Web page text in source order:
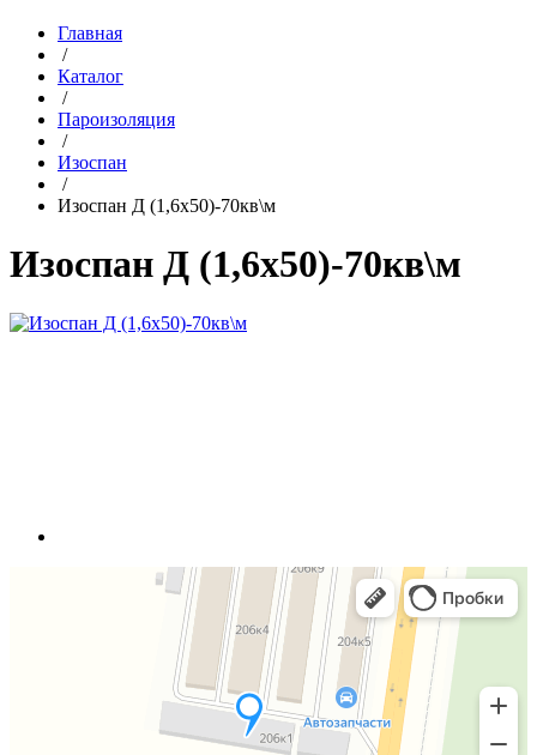
Главная
/
Каталог
/
Пароизоляция
/
Изоспан
/
Изоспан Д (1,6x50)-70кв\м
Изоспан Д (1,6x50)-70кв\м